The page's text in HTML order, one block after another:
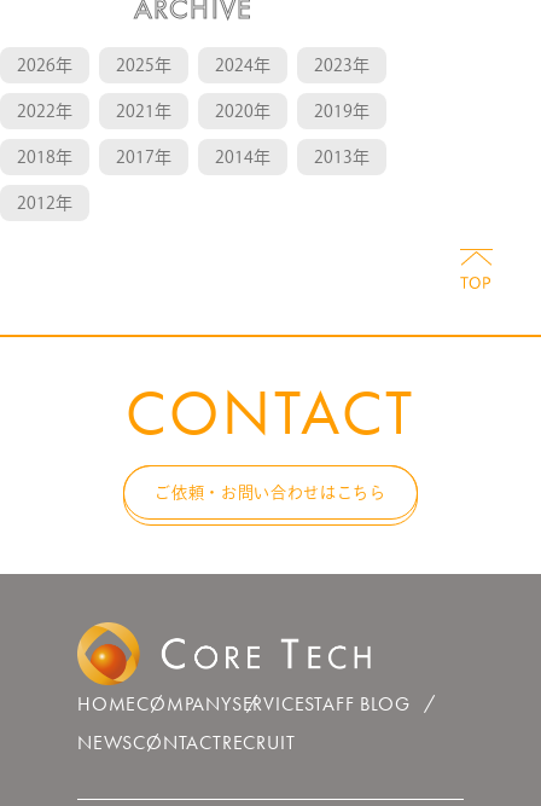
ARCHIVE
2026年 2025年 2024年 2023年
2022年 2021年 2020年 2019年
2018年 2017年 2014年 2013年
2012年
CONTACT
ご依頼・お問い合わせはこちら
HOMECOMPANYSERVICESTAFF BLOG
NEWSCONTACTRECRUIT